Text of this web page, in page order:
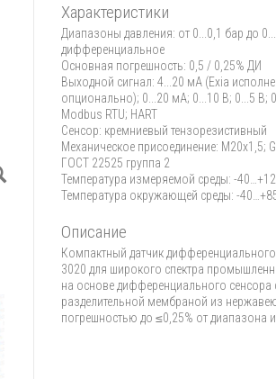
Характеристики
Диапазоны давления: от 0...0,1 бар до
дифференциальное
Основная погрешность: 0,5 / 0,25% ДИ
Выходной сигнал: 4...20 мА (Exia
опционально); 0...20 мА; 0...10 В; 0...5 В;
Modbus RTU; HART
Сенсор: кремниевый тензорезистивный
Механическое присоединение: М20х1,5;
ГОСТ 22525 группа 2
Температура измеряемой среды: -
Температура окружающей среды: -
Описание
Компактный датчик
3020 для широкого спектра
на основе дифференциального сенсора
разделительной мембраной из
погрешностью до ≤0,25% от диапазона